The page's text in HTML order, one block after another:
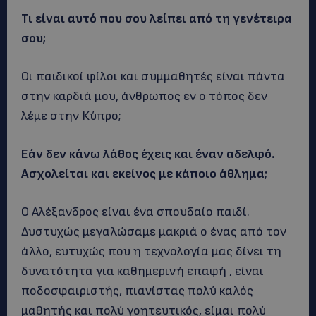
Τι είναι αυτό που σου λείπει από τη γενέτειρα
σου;
Οι παιδικοί φίλοι και συμμαθητές είναι πάντα
στην καρδιά μου, άνθρωπος εν ο τόπος δεν
λέμε στην Κύπρο;
Εάν δεν κάνω λάθος έχεις και έναν αδελφό.
Ασχολείται και εκείνος με κάποιο άθλημα;
Ο Αλέξανδρος είναι ένα σπουδαίο παιδί.
Δυστυχώς μεγαλώσαμε μακριά ο ένας από τον
άλλο, ευτυχώς που η τεχνολογία μας δίνει τη
δυνατότητα για καθημερινή επαφή , είναι
ποδοσφαιριστής, πιανίστας πολύ καλός
μαθητής και πολύ γοητευτικός, είμαι πολύ